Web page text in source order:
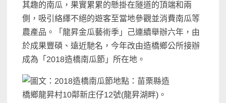
其趣的南瓜，果實累累的懸掛在隧道的頂端和兩
側，吸引絡繹不絕的遊客至當地參觀並消費南瓜等
農產品。「龍昇金瓜藝術季」己連續舉辦六年，由
於成果豐碩、遠近馳名，今年改由造橋鄉公所接辦
成為「2018造橋南瓜節」所在地。